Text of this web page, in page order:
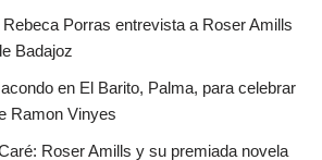
Porras entrevista a Roser Amills
Badajoz
en El Barito, Palma, para celebrar
Ramon Vinyes
Roser Amills y su premiada novela